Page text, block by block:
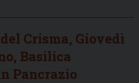
Crisma, Giovedì
Basilica
Pancrazio